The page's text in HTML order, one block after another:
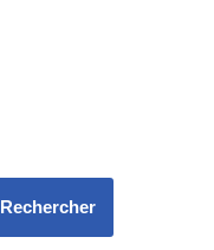
Rechercher